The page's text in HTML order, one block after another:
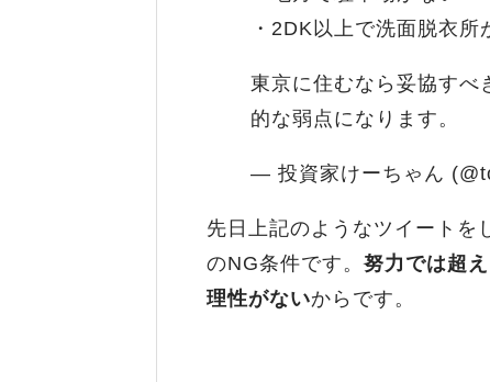
・2DK以上で洗面脱衣所
東京に住むなら妥協すべ
的な弱点になります。
— 投資家けーちゃん
先日上記のようなツイートを
のNG条件です。努力では超
理性がないからです。